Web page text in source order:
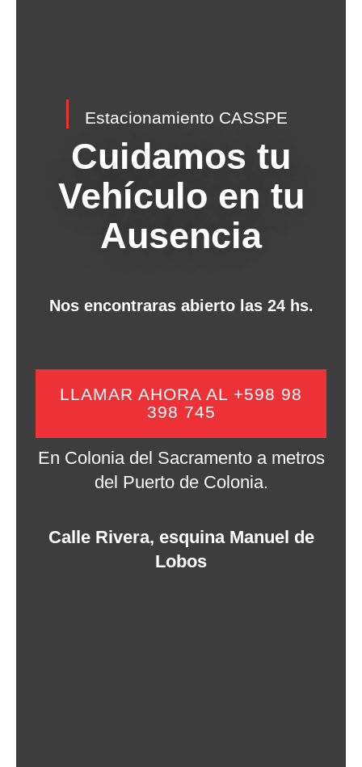
Estacionamiento CASSPE
Cuidamos tu
Vehículo en tu
Ausencia
Nos encontraras abierto las 24 hs.
LLAMAR AHORA AL +598 98
398 745
En Colonia del Sacramento a metros
del Puerto de Colonia.
Calle Rivera, esquina Manuel de
Lobos